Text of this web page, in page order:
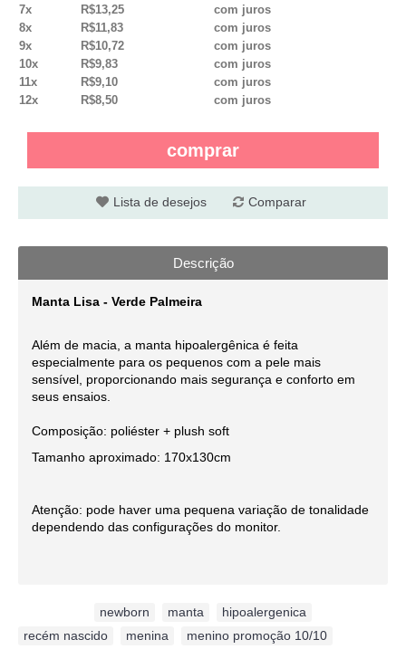
7x
R$13,25
com juros
8x
R$11,83
com juros
9x
R$10,72
com juros
10x
R$9,83
com juros
11x
R$9,10
com juros
12x
R$8,50 com juros
comprar
Lista de desejos Comparar
Descrição
Manta Lisa - Verde Palmeira
Além de macia, a manta hipoalergênica é feita
especialmente para os pequenos com a pele mais
sensível, proporcionando mais segurança e conforto em
seus ensaios.
Composição: poliéster + plush soft
Tamanho aproximado: 170x130cm
Atenção: pode haver uma pequena variação de tonalidade
dependendo das configurações do monitor.
newborn manta hipoalergenica
recém nascido
menina menino promoção 10/10